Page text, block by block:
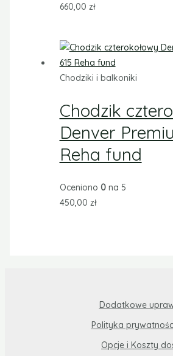
660,00 zł
Chodziki i balkoniki
Chodzik
Denver
Reha fund
Oceniono 0na 5
450,00 zł
Dodatkowe
Polityka
Opcje i Koszty